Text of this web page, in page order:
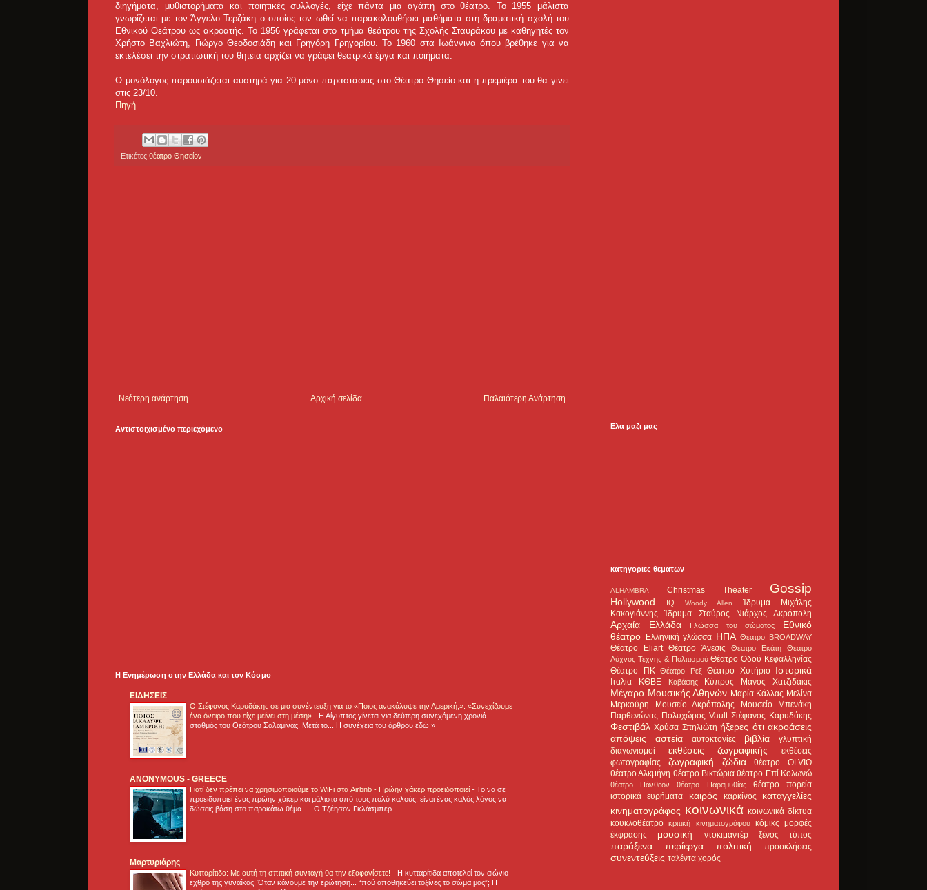
διηγήματα, μυθιστορήματα και ποιητικές συλλογές, είχε πάντα μια αγάπη στο θέατρο. Το 1955 μάλιστα
γνωρίζεται με τον Άγγελο Τερζάκη ο οποίος τον ωθεί να παρακολουθήσει μαθήματα στη δραματική σχολή του
Εθνικού Θεάτρου ως ακροατής. Το 1956 γράφεται στο τμήμα θεάτρου της Σχολής Σταυράκου με καθηγητές τον
Χρήστο Βαχλιώτη, Γιώργο Θεοδοσιάδη και Γρηγόρη Γρηγορίου. Το 1960 στα Ιωάννινα όπου βρέθηκε για να
εκτελέσει την στρατιωτική του θητεία αρχίζει να γράφει θεατρικά έργα και ποιήματα.
Ο μονόλογος παρουσιάζεται αυστηρά για 20 μόνο παραστάσεις στο Θέατρο Θησείο και η πρεμιέρα του θα γίνει
στις 23/10.
Πηγή
Ετικέτες θέατρο Θησείον
Νεότερη ανάρτηση Παλαιότερη Ανάρτηση
Αρχική σελίδα
Αντιστοιχισμένο περιεχόμενο
Η Ενημέρωση στην Ελλάδα και τoν Κόσμο
ΕΙΔΗΣΕΙΣ
Ο Στέφανος Καρυδάκης σε μια συνέντευξη για το «Ποιος ανακάλυψε την Αμερική;»: «Συνεχίζουμε
ένα όνειρο που είχε μείνει στη μέση» - Η Αίγυπτος γίνεται για δεύτερη συνεχόμενη χρονιά
σταθμός του Θεάτρου Σαλαμίνας. Μετά το... Η συνέχεια του άρθρου εδώ »
ANONYMOUS - GREECE
Γιατί δεν πρέπει να χρησιμοποιούμε το WiFi στα Airbnb - Πρώην χάκερ προειδοποιεί- Το να σε
προειδοποιεί ένας πρώην χάκερ και μάλιστα από τους πολύ καλούς, είναι ένας καλός λόγος να
δώσεις βάση στο παρακάτω θέμα. ... Ο Τζέησον Γκλάσμπερ...
Μαρτυριάρης
Κυτταρίτιδα: Με αυτή τη σπιτική συνταγή θα την εξαφανίσετε! - H κυτταρίτιδα αποτελεί τον αιώνιο
εχθρό της γυναίκας! Όταν κάνουμε την ερώτηση... “πού αποθηκεύει τοξίνες το σώμα μας”; Η
Ελα μαζι μας
κατηγοριες θεματων
ALHAMBRA Christmas Theater Gossip
Hollywood IQ Woody Allen
Ίδρυμα Μιχάλης
Κακογιάννης
Ίδρυμα Σταύρος Νιάρχος Ακρόπολη
Αρχαία Ελλάδα Γλώσσα του σώματος
Εθνικό
θέατρο Ελληνική γλώσσα ΗΠΑ Θέατρο BROADWAY
Θέατρο Eliart Θέατρο Άνεσις Θέατρο Εκάτη
Θέατρο
Λύχνος Τέχνης & Πολιτισμού Θέατρο Οδού Κεφαλληνίας
Θέατρο ΠΚ
Θέατρο Ρεξ Θέατρο Χυτήριο Ιστορικά
Ιταλία ΚΘΒΕ Καβάφης Κύπρος Μάνος Χατζιδάκις
Μέγαρο Μουσικής Αθηνών Μαρία Κάλλας Μελίνα
Μερκούρη
Μουσείο Ακρόπολης
Μουσείο Μπενάκη
Παρθενώνας Πολυχώρος Vault Στέφανος Καρυδάκης
Φεστιβάλ Χρύσα Σπηλιώτη ήξερες ότι ακροάσεις
απόψεις
αστεία αυτοκτονίες βιβλία
γλυπτική
διαγωνισμοί
εκθέσεις ζωγραφικής
εκθέσεις
φωτογραφίας
ζωγραφική ζώδια
θέατρο OLVIO
θέατρο Αλκμήνη θέατρο Βικτώρια θέατρο Επί Κολωνώ
θέατρο Πάνθεον θέατρο Παραμυθίας
θέατρο πορεία
ιστορικά ευρήματα
καιρός καρκίνος
καταγγελίες
κινηματογράφος κοινωνικά κοινωνικά δίκτυα
κουκλοθέατρο
κριτική κινηματογράφου κόμικς μορφές
έκφρασης
μουσική ντοκιμαντέρ ξένος τύπος
παράξενα περίεργα πολιτική προσκλήσεις
συνεντεύξεις ταλέντα χορός